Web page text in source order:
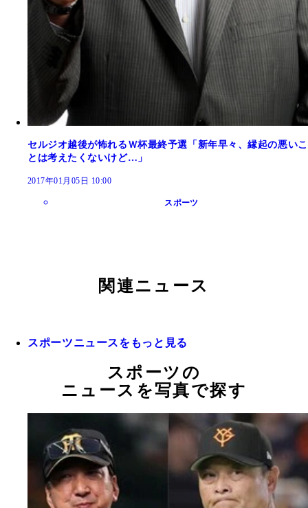
セルジオ越後が怖れるＷ杯最終予選「新年早々、縁起の悪いこ
とは考えたくないけど…」
2017年01月05日 10:00
スポーツ
関連ニュース
スポーツニュースをもっと見る
スポーツの
ニュースを写真で探す